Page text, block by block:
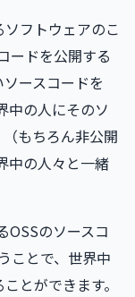
フトウェアのこ
ードを公開する
ースコードを
中の人にそのソ
もちろん非公開
中の人々と一緒
のソースコ
ことで、世界中
とができます。